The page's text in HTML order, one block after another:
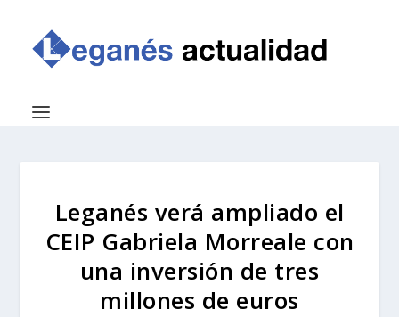
Leganés verá ampliado el
CEIP Gabriela Morreale con
una inversión de tres
millones de euros